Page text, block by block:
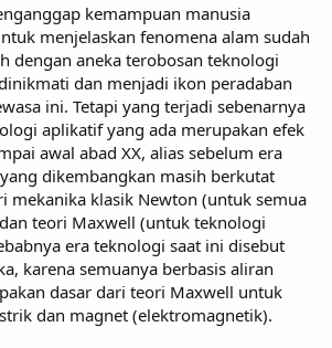
kemampuan manusia
menjelaskan fenomena alam sudah
dengan aneka terobosan teknologi
dan menjadi ikon peradaban
ini. Tetapi yang terjadi sebenarnya
aplikatif yang ada merupakan efek
awal abad XX, alias sebelum era
dikembangkan masih berkutat
mekanika klasik Newton (untuk semua
teori Maxwell (untuk teknologi
era teknologi saat ini disebut
karena semuanya berbasis aliran
dasar dari teori Maxwell untuk
dan magnet (elektromagnetik).